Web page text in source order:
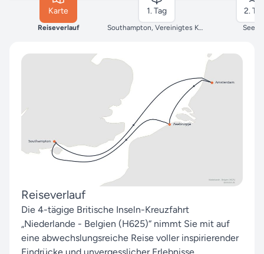
Karte
Reiseverlauf
1. Tag
Southampton, Vereinigtes Königreich
2.
Reiseverlauf
Die 4-tägige Britische Inseln-Kreuzfahrt
„Niederlande - Belgien (H625)“ nimmt Sie mit auf
eine abwechslungsreiche Reise voller inspirierender
Eindrücke und unvergesslicher Erlebnisse.